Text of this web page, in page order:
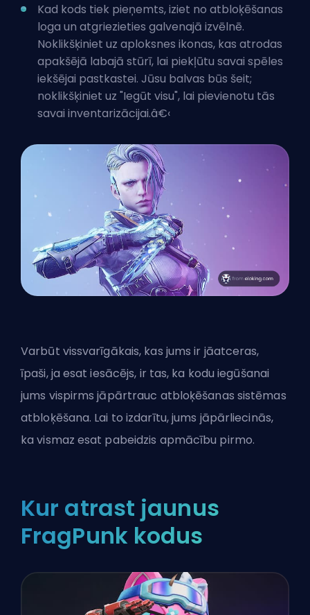
Kad kods tiek pieņemts, iziet no atbloķēšanas
loga un atgriezieties galvenajā izvēlnē.
Noklikšķiniet uz aploksnes ikonas, kas atrodas
apakšējā labajā stūrī, lai piekļūtu savai spēles
iekšējai pastkastei. Jūsu balvas būs šeit;
noklikšķiniet uz "Iegūt visu", lai pievienotu tās
savai inventarizācijai.â€‹
Varbūt vissvarīgākais, kas jums ir jāatceras,
īpaši, ja esat iesācējs, ir tas, ka kodu iegūšanai
jums vispirms jāpārtrauc atbloķēšanas sistēmas
atbloķēšana. Lai to izdarītu, jums jāpārliecinās,
ka vismaz esat pabeidzis apmācību pirmo.
Kur atrast jaunus
FragPunk kodus